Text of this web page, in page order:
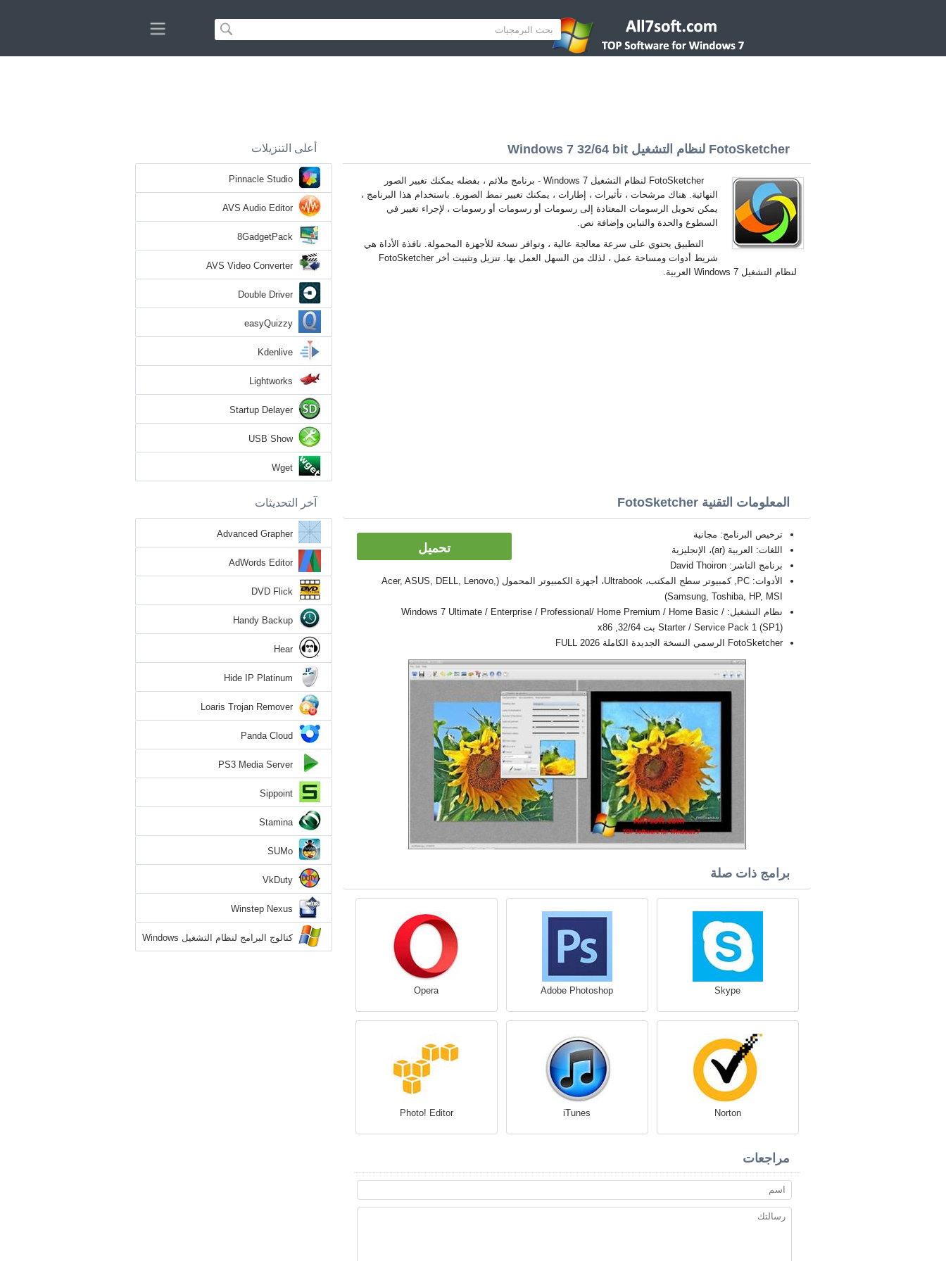
FotoSketcher لنظام التشغيل Windows 7 32/64 bit
FotoSketcher لنظام التشغيل Windows 7 - برنامج ملائم ، بفضله يمكنك تغيير الصور
النهائية. هناك مرشحات ، تأثيرات ، إطارات ، يمكنك تغيير نمط الصورة. باستخدام هذا البرنامج ،
يمكن تحويل الرسومات المعتادة إلى رسومات أو رسومات أو رسومات ، لإجراء تغيير في
السطوع والحدة والتباين وإضافة نص.
التطبيق يحتوي على سرعة معالجة عالية ، وتوافر نسخة للأجهزة المحمولة. نافذة الأداة هي
شريط أدوات ومساحة عمل ، لذلك من السهل العمل بها. تنزيل وتثبيت أخر FotoSketcher
لنظام التشغيل Windows 7 العربية.
المعلومات التقنية FotoSketcher
تحميل
ترخيص البرنامج: مجانية
اللغات: العربية (ar)، الإنجليزية
برنامج الناشر: David Thoiron
الأدوات: PC, كمبيوتر سطح المكتب، Ultrabook، أجهزة الكمبيوتر المحمول (Acer, ASUS, DELL, Lenovo,
Samsung, Toshiba, HP, MSI)
نظام التشغيل: Windows 7 Ultimate / Enterprise / Professional/ Home Premium / Home Basic /
Starter / Service Pack 1 (SP1) بت 32/64, x86
FotoSketcher الرسمي النسخة الجديدة الكاملة FULL 2026
برامج ذات صلة
Skype
Adobe Photoshop
Opera
Norton
iTunes
Photo! Editor
مراجعات
أعلى التنزيلات
Pinnacle Studio
AVS Audio Editor
8GadgetPack
AVS Video Converter
Double Driver
easyQuizzy
Kdenlive
Lightworks
Startup Delayer
USB Show
Wget
آخر التحديثات
Advanced Grapher
AdWords Editor
DVD Flick
Handy Backup
Hear
Hide IP Platinum
Loaris Trojan Remover
Panda Cloud
PS3 Media Server
Sippoint
Stamina
SUMo
VkDuty
Winstep Nexus
كتالوج البرامج لنظام التشغيل Windows
7